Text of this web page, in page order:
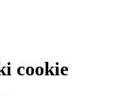
cookie